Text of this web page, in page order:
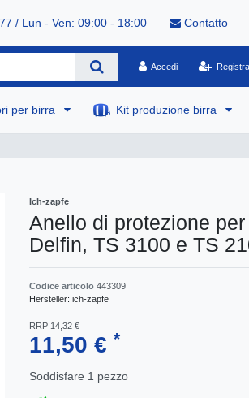
/ Lun - Ven: 09:00 - 18:00 Contatto
Accedi
per birra Kit produzione birra
Ich-zapfe
Anello di protezione
Delfin, TS 3100 e TS
Codice articolo 443309
Hersteller: ich-zapfe
RRP 14,32 €
11,50 € *
Soddisfare 1 pezzo